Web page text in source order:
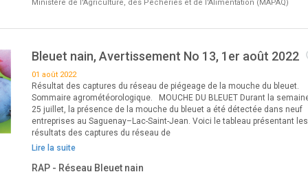
Ministère de l'Agriculture, des Pêcheries et de l'Alimentation (MAPAQ)
Bleuet nain, Avertissement No 13, 1er août 2022
01 août 2022
Résultat des captures du réseau de piégeage de la mouche du bleuet.
Sommaire agrométéorologique. MOUCHE DU BLEUET Durant la
25 juillet, la présence de la mouche du bleuet a été détectée dans neuf
entreprises au Saguenay–Lac-Saint-Jean. Voici le tableau présentant les
résultats des captures du réseau de
Lire la suite
RAP - Réseau Bleuet nain